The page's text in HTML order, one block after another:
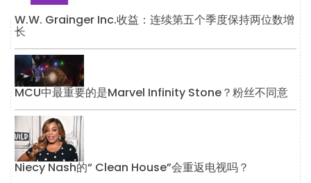
W.W. Grainger Inc.收益：连续第五个季度保持两位数增
长
MCU中最重要的是Marvel Infinity Stone？粉丝不同意
Niecy Nash的“ Clean House”会重返电视吗？